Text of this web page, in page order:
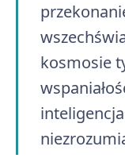
kosmosie